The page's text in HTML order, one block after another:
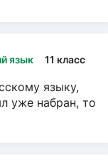
язык 11 класс
языку,
уже набран, то